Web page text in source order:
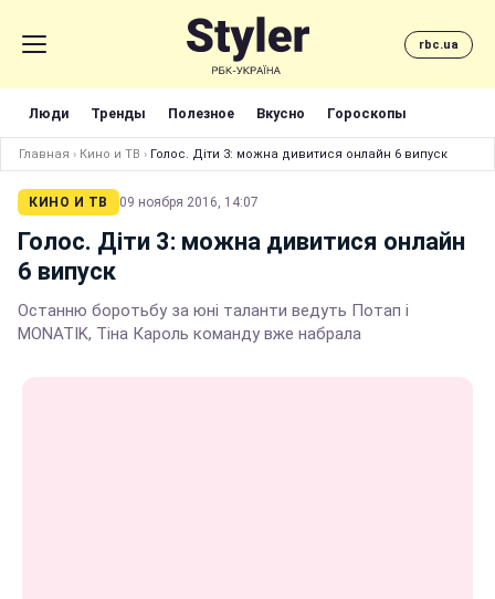
rbc.ua
Люди Тренды Полезное Вкусно Гороскопы
Главная › Кино и ТВ › Голос. Діти 3: можна дивитися онлайн 6 випуск
КИНО И ТВ 09 ноября 2016, 14:07
Голос. Діти 3: можна дивитися онлайн
6 випуск
Останню боротьбу за юні таланти ведуть Потап і
MONATIK, Тіна Кароль команду вже набрала